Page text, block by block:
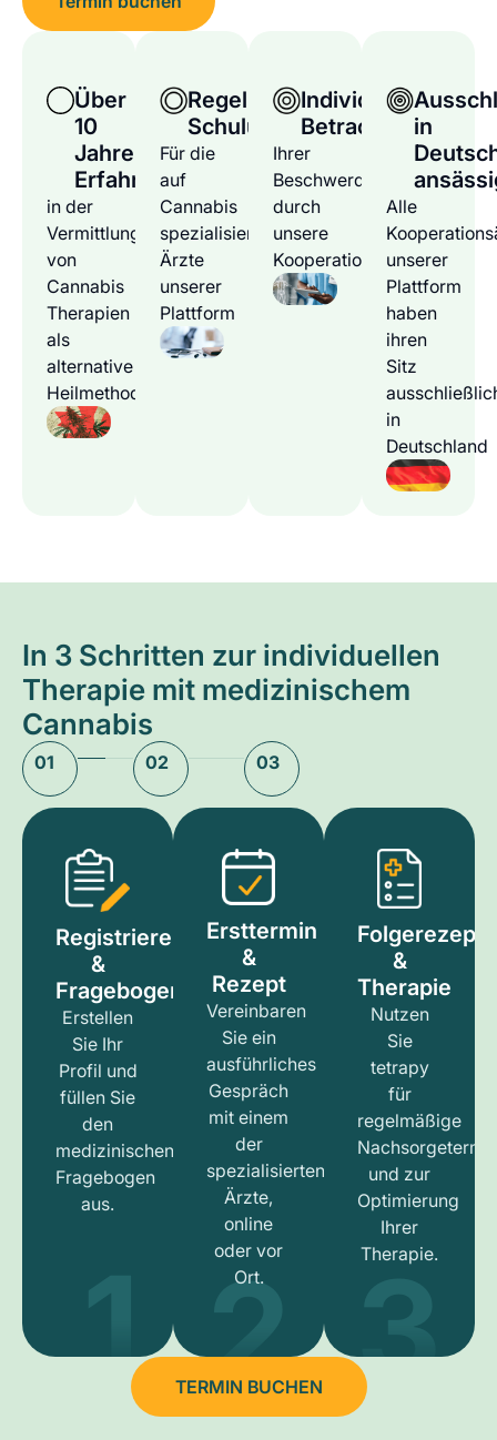
Über
10
Jahre
Erfahrung
in der
Vermittlung
von
Cannabis
Therapien
als
alternative
Heilmethode
Regelmäßige
Schulungen
Für die
auf
Cannabis
spezialisierten
Ärzte
unserer
Plattform
Individuelle
Betrachtung
Ihrer
Beschwerden
durch
unsere
Kooperationsärzte
in
Alle
unserer
Plattform
haben
ihren
Sitz
in
Deutschland
In 3 Schritten zur individuellen
Therapie mit medizinischem
Cannabis
01 02 03
Registrieren
&
Fragebogen
Erstellen
Sie Ihr
Profil und
füllen Sie
den
medizinischen
Fragebogen
aus.
1
Ersttermin
&
Rezept
Vereinbaren
Sie ein
ausführliches
Gespräch
mit einem
der
spezialisierten
Ärzte,
online
oder vor
Ort.
2
Folgerezept
&
Therapie
Nutzen
Sie
tetrapy
für
regelmäßige
und zur
Optimierung
Ihrer
Therapie.
3
TERMIN BUCHEN